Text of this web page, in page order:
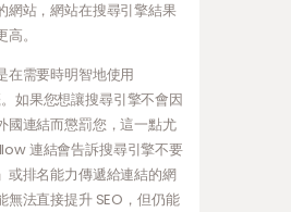
網站，網站在搜尋引擎結果
。
在需要時明智地使用
如果您想讓搜尋引擎不會因
國連結而懲罰您，這一點尤
連結會告訴搜尋引擎不要
或排名能力傳遞給連結的網
無法直接提升 SEO，但仍能